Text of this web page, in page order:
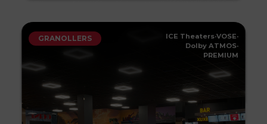
GRANOLLERS ICE Theaters·VOSE·
Dolby ATMOS·
PREMIUM